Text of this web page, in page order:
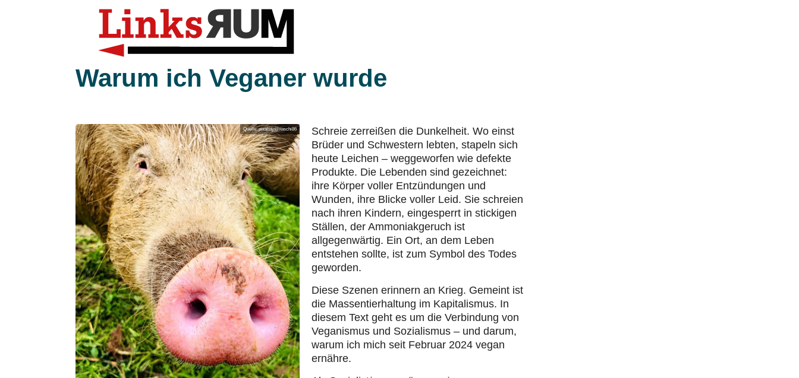
Warum ich Veganer wurde
Quelle: pixabay@naschi86
Schreie zerreißen die Dunkelheit. Wo einst
Brüder und Schwestern lebten, stapeln sich
heute Leichen – weggeworfen wie defekte
Produkte. Die Lebenden sind gezeichnet:
ihre Körper voller Entzündungen und
Wunden, ihre Blicke voller Leid. Sie schreien
nach ihren Kindern, eingesperrt in stickigen
Ställen, der Ammoniakgeruch ist
allgegenwärtig. Ein Ort, an dem Leben
entstehen sollte, ist zum Symbol des Todes
geworden.
Diese Szenen erinnern an Krieg. Gemeint ist
die Massentierhaltung im Kapitalismus. In
diesem Text geht es um die Verbindung von
Veganismus und Sozialismus – und darum,
warum ich mich seit Februar 2024 vegan
ernähre.